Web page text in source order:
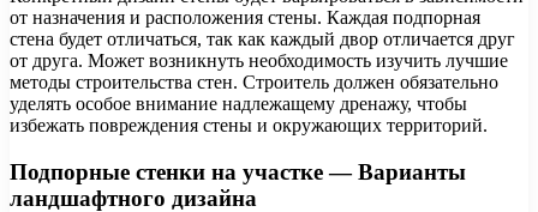
от назначения и расположения стены. Каждая подпорная
стена будет отличаться, так как каждый двор отличается друг
от друга. Может возникнуть необходимость изучить лучшие
методы строительства стен. Строитель должен обязательно
уделять особое внимание надлежащему дренажу, чтобы
избежать повреждения стены и окружающих территорий.
Подпорные стенки на участке — Варианты
ландшафтного дизайна